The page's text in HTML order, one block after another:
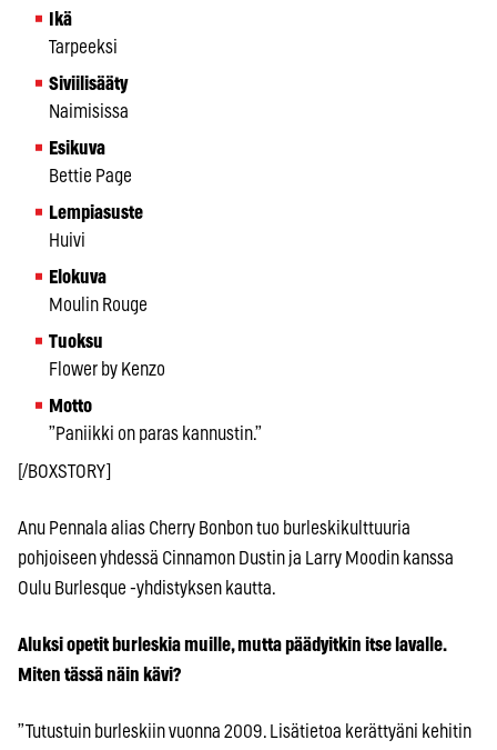
Ikä
Tarpeeksi
Siviilisääty
Naimisissa
Esikuva
Bettie Page
Lempiasuste
Huivi
Elokuva
Moulin Rouge
Tuoksu
Flower by Kenzo
Motto
”Paniikki on paras kannustin.”
[/BOXSTORY]
Anu Pennala alias Cherry Bonbon tuo burleskikulttuuria
pohjoiseen yhdessä Cinnamon Dustin ja Larry Moodin kanssa
Oulu Burlesque -yhdistyksen kautta.
Aluksi opetit burleskia muille, mutta päädyitkin itse lavalle.
Miten tässä näin kävi?
”Tutustuin burleskiin vuonna 2009. Lisätietoa kerättyäni kehitin